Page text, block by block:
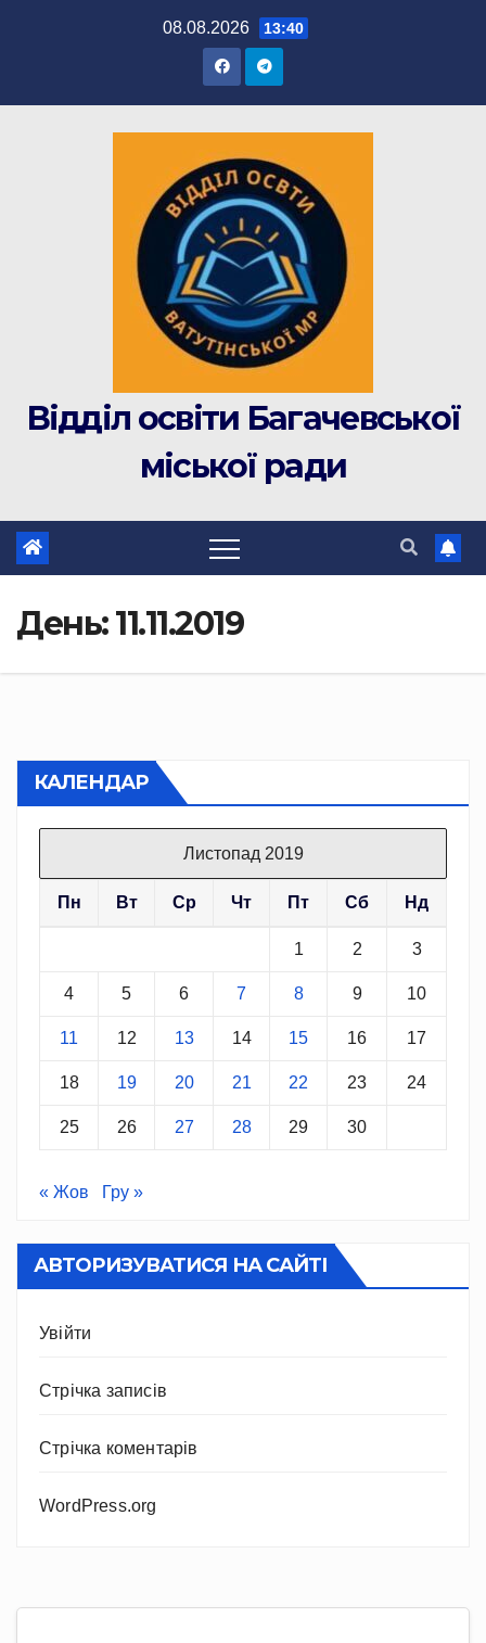
08.08.2026 13:40
Відділ освіти Багачевської
міської ради
День:11.11.2019
КАЛЕНДАР
Листопад 2019
Пн Вт Ср Чт Пт Сб Нд
1 2 3
4 5 6 7 8 9 10
11 12 13 14 15 16 17
18 19 20 21 22 23 24
25 26 27 28 29 30
« Жов Гру »
АВТОРИЗУВАТИСЯ НА САЙТІ
Увійти
Стрічка записів
Стрічка коментарів
WordPress.org